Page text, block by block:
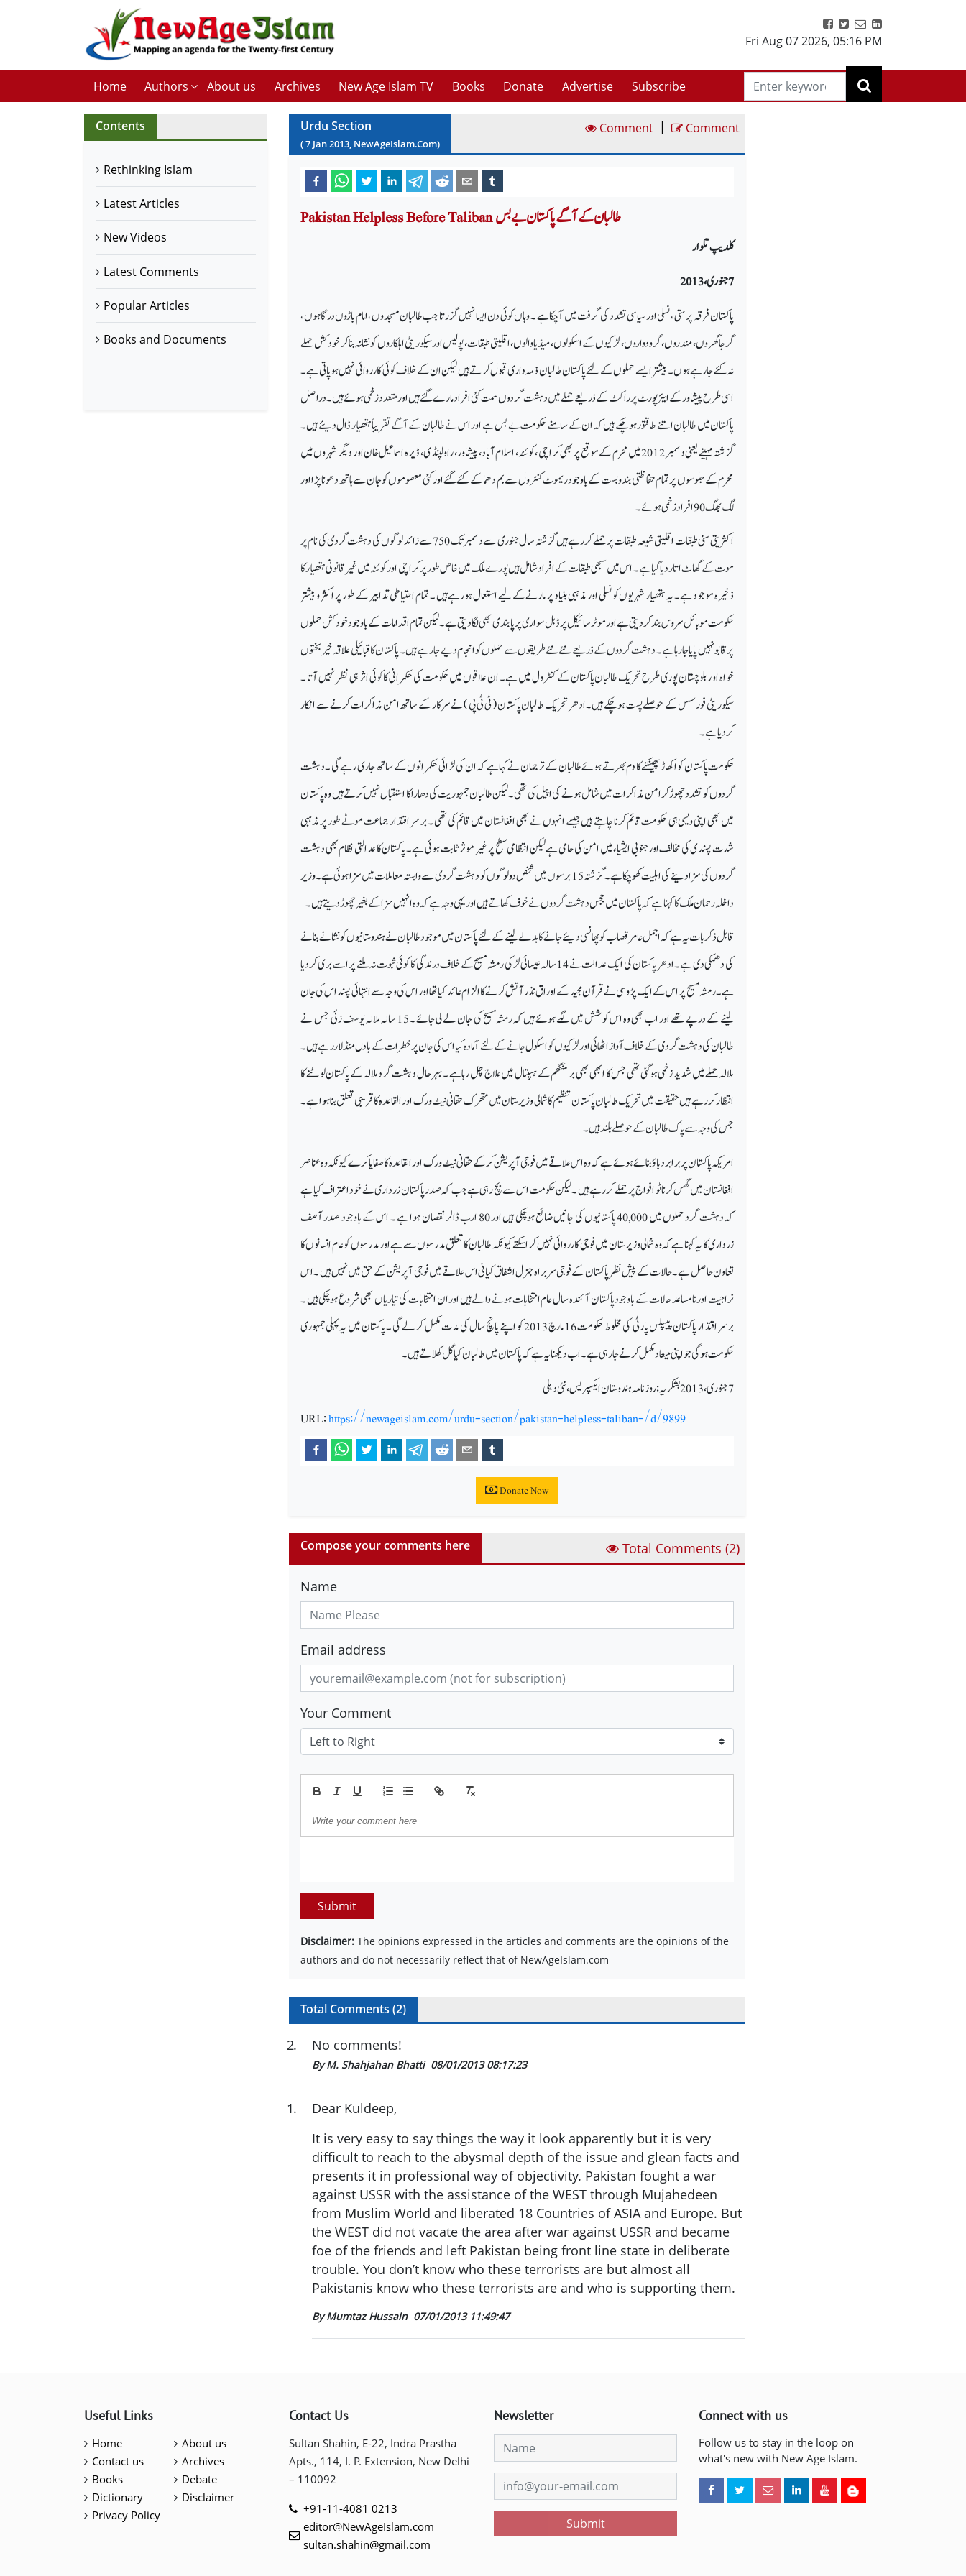
Fri Aug 07 2026, 05:16 PM
Home Authors About us Archives New Age Islam TV Books Donate Advertise Subscribe
Contents
Rethinking Islam
Latest Articles
New Videos
Latest Comments
Popular Articles
Books and Documents
Urdu Section
(7 Jan2013, NewAgeIslam.Com)
Comment | Comment
Pakistan Helpless Before Taliban طالبان کے آگے پاکستان بے بس
کلدیپ تلوار
7 جنوری ، 2013
پاکستان فرقہ پرستی ، نسلی اور سیاسی تشدد کی گرفت میں آچکا ہے ۔ وہاں کوئی دن ایسا نہیں گزرتا جب طالبان مسجدوں ، امام باڑوں درگاہوں ،
گرجا گھروں ، مندروں ، گرودواروں ، لڑکیوں کے اسکولوں ، میڈیا والوں ،اقلیتی طبقات ، پولیس اور سیکوریٹی اہلکاروں کو نشانہ بنا کر خود کش حملے
نہ کئے جارہے ہوں۔ بیشتر ایسے حملوں کے لئے پاکستان طالبان ذمہ داری قبول کر تے ہیں لیکن ان کے خلاف کوئی کارروائی نہیں ہوپاتی ہے ۔
اسی طرح پیشاور کے ایئر پورٹ پر راکٹ کے ذریعے حملے میں دہشت گردوں سمت کئی افراد مارے گئے ہیں اور متعدد زخمی ہوئے ہیں۔ دراصل
پاکستان میں طالبان اتنے طاقتور ہوچکے ہیں کہ ان کے سامنے حکومت بے بس ہے اور اس نے طالبان کے آگے تقریباً ہتھیار ڈال دیئے ہیں ۔
گزشتہ مہینے یعنی دسمبر 2012 میں محرم کے موقع پر بھی کراچی ،کوئٹہ ، اسلام آباد ، پیشاور ، راولپنڈی ، ڈیرہ اسماعیل خان اور دیگر شہروں میں
محرم کے جلوسوں پر تمام حفاظتی بندو بست کے باوجود ریموٹ کنٹرول سے بم دھماکے کئے گئے او رکئی معصوموں کو جان سے ہاتھ دھونا پڑا اور
لگ بھگ 90 افراد زخمی ہوئے ۔
اکثر یتی سنی طبقات اقلیتی شیعہ طبقات پر حملے کررہے ہیں گزشتہ سال جنوری سے دسمبر تک 750 سے زائد لوگوں کی دہشت گردی کی نام پر
موت کے گھاٹ اتار دیا گیا ہے ۔ اس میں سبھی طبقات کے افراد شامل ہیں پورے ملک میں خاص طور پر کراچی اور کوئٹہ میں غیر قانونی ہتھیار کا
ذخیرہ موجود ہے ۔ یہ ہتھیار شہریوں کو نسلی اور مذہبی بنیاد پر مارنے کے لیے استعمال ہورہے ہیں ۔ تمام احتیاطی تدابیر کے طور پر اکثر و بیشتر
حکومت موبائل سروس بند کردیتی ہے اور موٹر سائیکل پر ڈبل سواری پر پابندی بھی لگا دیتی ہے ۔ لیکن تمام اقدامات کے باوجود خود کش حملوں
پر قابو نہیں پایا جارہا ہے ۔ دہشت گردوں کے ذریعے نئے نئے طریقوں سے حملوں کو انجام دیے جارہے ہیں ۔ پاکستان کا قبائیلی علاقہ خیر بختوں
خواہ او ربلوچستان پوری طرح تحریک طالبان پاکستان کے کنٹرول میں ہے۔ ان علاقوں میں حکومت کی حکمرانی کا کوئی اثر ہی نظر نہیں آتا ۔
سیکوریٹی فورسس کے حوصلے پست ہوچکے ہیں۔ ادھر تحریک طالبان پاکستان ( ٹی ٹی پی ) نے سرکار کے ساتھ امن مذاکرات کرنے سے انکار
کردیا ہے ۔
حکومت پاکستان کو اکھاڑ پھینکنے کا دم بھرتے ہوئے طالبان کے ترجمان نے کہا ہے کہ ان کی لڑائی حکمرانوں کے ساتھ جاری رہے گی ۔ دہشت
گردوں کو تشدد چھوڑ کر امن مذاکرات میں شامل ہونے کی اپیل کی تھی ۔ لیکن طالبان جمہوریت کی دھارا کا استقبال نہیں کرتے ہیں وہ پاکستان
میں بھی اپنی ویسی ہی حکومت قائم کرنا چاہتے ہیں جیسے انہوں نے بھی افغانستان میں قائم کی تھی ۔ بر سر اقتدار جماعت موٹے طور پر مذہبی
شدت پسندی کی مخالف اورجنوبی ایشیاء میں امن کی حامی ہے لیکن انتظامی سطح پر غیر موثر ثابت ہوئی ہے ۔ پاکستان کا عدالتی نظام بھی دہشت
گردوں کی سزا دینے کی اہلیت کھوچکا ہے ۔ گزشتہ 15 برسوں میں شخص دو لوگوں کو دہشت گردی سے وابستہ معاملات میں سزا ہوئی ہے ۔ وزیر
داخلہ رحمان ملک کا کہنا ہے کہ پاکستان میں ججس دہشت گردوں نے خوف کھاتے ہیں اور یہی وجہ ہے کہ وہ انہیں سزا کے بغیر چھوڑ دیتے ہیں ۔
قابل ذکر بات یہ ہے کہ اجمل عامر قصاب کو پھانسی دیئے جانے کا بدلے لینے کے لئے پاکستان میں موجود طالبان نے ہندوستانیوں کونشانے بنانے
کی دھمکی دی ہے ۔ادھر پاکستان کی ایک عدالت نے 14 سالہ عیسائی لڑکی رمشہ مسیح کے خلاف درندگی کا کوئی ثبوت نہ ملنے پر اسےبری کردیا
ہے ۔ رمشہ مسیح پر اس کے ایک پڑوسی نے قرآن مجید کے اوراق نذر آتش کرنے کا الزام عائد کیا تھا اور اس کی وجہ سے انتہائی پسند اس کی جان
لینے کے درپے تھے اور اب بھی وہ اس کوشش میں لگے ہوئے ہیں کہ رمشہ مسیح کی جان لے لی جائے ۔ 15 سالہ ملالہ یوسف زئی جس نے
طالبان کی دہشت گردی کے خلاف آواز اٹھائی اور لڑکیوں کو اسکول جانے کےلئے آمادہ کیا اس کی جان پر خطرات کے بادل منڈ لاررہے ہیں ۔
ملالہ حملے میں شدید زخمی ہوگئی تھی جس کا ابھی بھی بر منگھم کے ہسپتال میں علاج چل رہا ہے ۔ بہر حال دہشت گرد ملالہ کے پاکستان لوٹنے کا
انتظار کررہے ہیں حقیقت میں تحریک طالبان پاکستان تنظیم کا شمالی وزیر ستان میں متحرک حقانی نیٹ ورک اور القاعدہ کا قریبی تعلق بنا ہوا ہے ۔
جس کی وجہ سے پاک طالبان کے حوصلے بلند ہیں ۔
امریکہ پاکستان پر برابر دباؤ بنائے ہوئے ہے کہ وہ اس علاقے میں فوجی آپریشن کر کے حقانی نیٹ ورک اور القاعدہ کا صفایا کرے کیونکہ وہ عناصر
افغانستان میں گھس کر ناٹو افواج پر حملے کررہے ہیں ۔ لیکن حکومت اس سے بچ رہی ہے جب کہ صدر پاکستان زرداری نے خود اعتراف کیا ہے
کہ دہشت گرد حملوں میں 40,000 پاکستانیوں کی جانیں ضائع ہوچکی ہیں اور 80 ارب ڈالر نقصان ہوا ہے ۔ اس کے باوجود صدر آصف
زرداری کا یہ کہنا ہے کہ وہ شمالی وزیر ستان میں فوجی کا رروائی نہیں کراسکتے کیونکہ طالبان کا تعلق مدرسوں سے ہے او رمدرسوں کو عام انسانوں کا
تعاون حاصل ہے ۔ حالات کے پیش نظر پاکستان کے فوجی سربراہ جنرل اشفاق کیانی اس علاقے میں فوجی آپریشن کے حق میں نہیں ہیں ۔ اس
نراجیت اور نامساعد حالات کے باوجود پاکستان آئندہ سال عام انتخابات ہونے والے ہیں اور ان انتخابات کی تیاریاں بھی شروع ہوچکی ہیں ۔
برسر اقتدار پاکستان پیپلس پارٹی کی مخلوط حکومت 16 مارچ 2013 کو اپنے پانچ سال کی مدت مکمل کرلے گی ۔ پاکستان میں یہ پہلی جمہوری
حکومت ہوگی جو اپنی میعاد مکمل کرنے جارہی ہے ۔ اب دیکھنا یہ ہے کہ پاکستان میں طالبان کیا گل کھلاتے ہیں ۔
7 جنوری ، 2013 بشکریہ : روز نامہ ہندوستان ایکسپریس ، نئی دہلی
URL:https://newageislam.com/urdu-section/pakistan-helpless-taliban-/d/9899
Donate Now
Compose your comments here Total Comments (2)
Name
Email address
Your Comment
Submit
Disclaimer: The opinions expressed in the articles and comments are the opinions of the
authors and do not necessarily reflect that of NewAgeIslam.com
Total Comments (2)
2. No comments!
By M. Shahjahan Bhatti 08/01/2013 08:17:23
1.
Dear Kuldeep,
It is very easy to say things the way it look apparently but it is very
difficult to reach to the abysmal depth of the issue and glean facts and
presents it in professional way of objectivity. Pakistan fought a war
against USSR with the assistance of the WEST through Mujahedeen
from Muslim World and liberated 18 Countries of ASIA and Europe. But
the WEST did not vacate the area after war against USSR and became
foe of the friends and left Pakistan being front line state in deliberate
trouble. You don’t know who these terrorists are but almost all
Pakistanis know who these terrorists are and who is supporting them.
By Mumtaz Hussain 07/01/2013 11:49:47
Useful Links
Home
About us
Contact us
Archives
Books
Debate
Dictionary
Disclaimer
Privacy Policy
Contact Us
Sultan Shahin, E-22, Indra Prastha
Apts., 114, I. P. Extension, New Delhi
– 110092
+91-11-4081 0213
editor@NewAgeIslam.com
sultan.shahin@gmail.com
Newsletter
Submit
Connect with us
Follow us to stay in the loop on
what's new with New Age Islam.